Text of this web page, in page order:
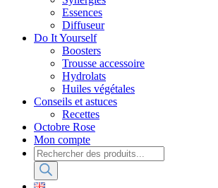
Essences
Diffuseur
Do It Yourself
Boosters
Trousse accessoire
Hydrolats
Huiles végétales
Conseils et astuces
Recettes
Octobre Rose
Mon compte
Recherche
de
produits